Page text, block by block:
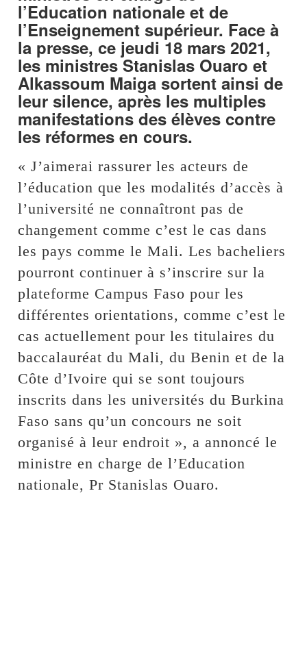
l’Education nationale et de
l’Enseignement supérieur. Face à
la presse, ce jeudi 18 mars 2021,
les ministres Stanislas Ouaro et
Alkassoum Maiga sortent ainsi de
leur silence, après les multiples
manifestations des élèves contre
les réformes en cours.
« J’aimerai rassurer les acteurs de
l’éducation que les modalités d’accès à
l’université ne connaîtront pas de
changement comme c’est le cas dans
les pays comme le Mali. Les bacheliers
pourront continuer à s’inscrire sur la
plateforme Campus Faso pour les
différentes orientations, comme c’est le
cas actuellement pour les titulaires du
baccalauréat du Mali, du Benin et de la
Côte d’Ivoire qui se sont toujours
inscrits dans les universités du Burkina
Faso sans qu’un concours ne soit
organisé à leur endroit », a annoncé le
ministre en charge de l’Education
nationale, Pr Stanislas Ouaro.